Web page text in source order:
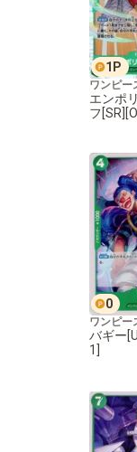
1 P
ワンピー
エンポ
フ
0
ワンピー
バギー
1]